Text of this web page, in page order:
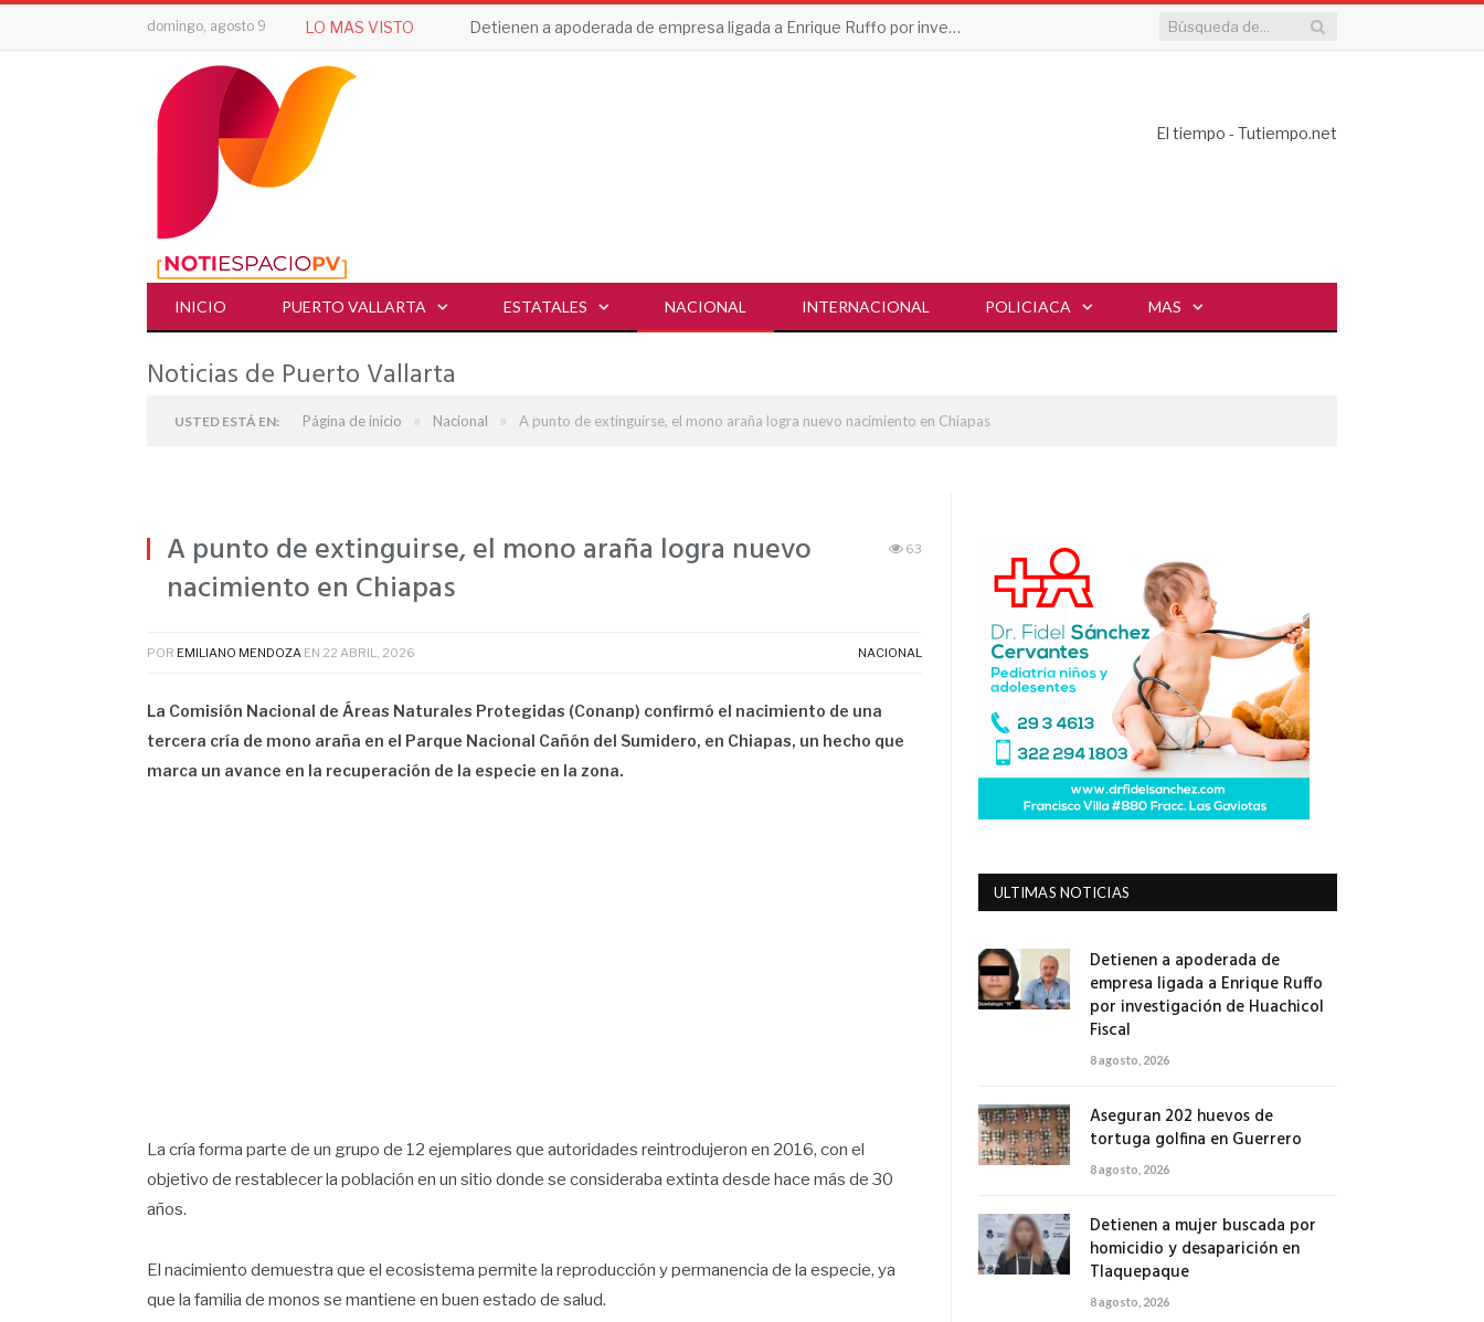
domingo, agosto 9 LO MAS VISTO Detienen a apoderada de empresa ligada a Enrique Ruffo por investigación de Huachicol Fiscal
El tiempo - Tutiempo.net
INICIO PUERTO VALLARTA ESTATALES NACIONAL INTERNACIONAL POLICIACA MAS
Noticias de Puerto Vallarta
USTED ESTÁ EN: Página de inicio » Nacional » A punto de extinguirse, el mono araña logra nuevo nacimiento en Chiapas
A punto de extinguirse, el mono araña logra nuevo
nacimiento en Chiapas
63
POR EMILIANO MENDOZA EN 22 ABRIL, 2026 NACIONAL
La Comisión Nacional de Áreas Naturales Protegidas (Conanp) confirmó el nacimiento de una
tercera cría de mono araña en el Parque Nacional Cañón del Sumidero, en Chiapas, un hecho que
marca un avance en la recuperación de la especie en la zona.
La cría forma parte de un grupo de 12 ejemplares que autoridades reintrodujeron en 2016, con el
objetivo de restablecer la población en un sitio donde se consideraba extinta desde hace más de 30
años.
El nacimiento demuestra que el ecosistema permite la reproducción y permanencia de la especie, ya
que la familia de monos se mantiene en buen estado de salud.
ULTIMAS NOTICIAS
Detienen a apoderada de
empresa ligada a Enrique Ruffo
por investigación de Huachicol
Fiscal
8 agosto, 2026
Aseguran 202 huevos de
tortuga golfina en Guerrero
8 agosto, 2026
Detienen a mujer buscada por
homicidio y desaparición en
Tlaquepaque
8 agosto, 2026